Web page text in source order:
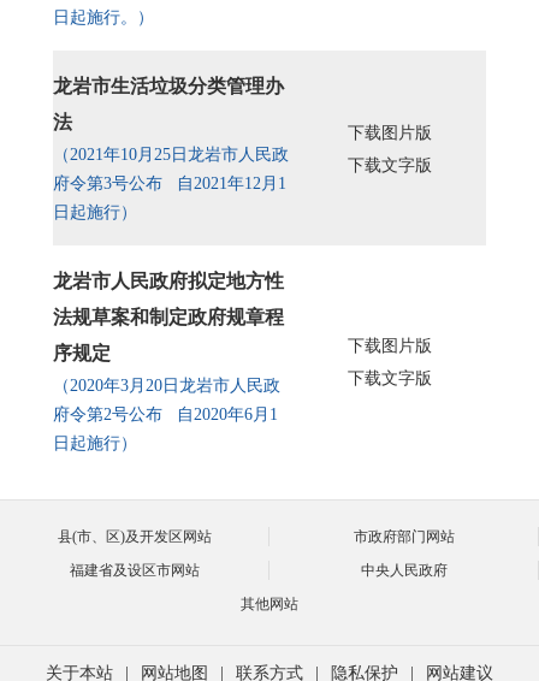
日起施行。）
龙岩市生活垃圾分类管理办
法
（2021年10月25日龙岩市人民政
府令第3号公布 自2021年12月1
日起施行）
下载图片版
下载文字版
龙岩市人民政府拟定地方性
法规草案和制定政府规章程
序规定
（2020年3月20日龙岩市人民政
府令第2号公布 自2020年6月1
日起施行）
下载图片版
下载文字版
县(市、区)及开发区网站
市政府部门网站
福建省及设区市网站
中央人民政府
其他网站
关于本站 | 网站地图 | 联系方式 | 隐私保护 | 网站建议